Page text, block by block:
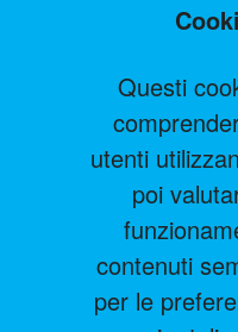
Questi
utenti
poi
contenuti
per le